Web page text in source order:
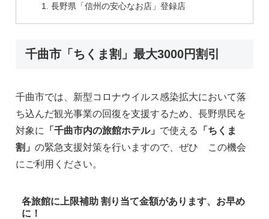
長野県「信州の安心なお店」登録店
千曲市「ちくま割」最大3000円割引
千曲市では、新型コロナウイルス感染拡大において落
ち込んだ観光事業の回復を支援するため、長野県民を
対象に
「千曲市内の旅館ホテル」 で使える
「ちくま
割」 の緊急支援対策を行いますので、ぜひ この機会
にご利用ください。
各旅館に上限補助 割り当て金額があります、お早め
に！